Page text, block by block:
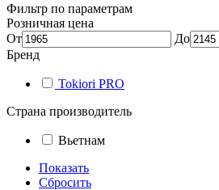
Фильтр по параметрам
Розничная цена
От
До
Бренд
Tokiori PRO
Страна производитель
Вьетнам
Показать
Сбросить